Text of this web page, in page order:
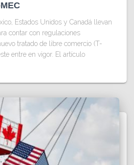
Estados Unidos y Canadá llevan
contar con regulaciones
tratado de libre comercio (T-
entre en vigor. El artículo